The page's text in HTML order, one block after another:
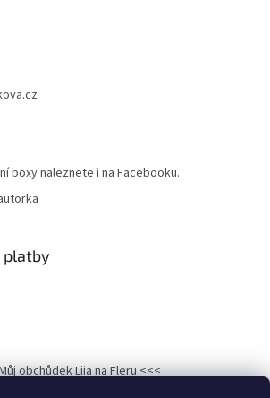
boxy naleznete i na Facebooku.
platby
obchůdek Liia na Fleru <<<